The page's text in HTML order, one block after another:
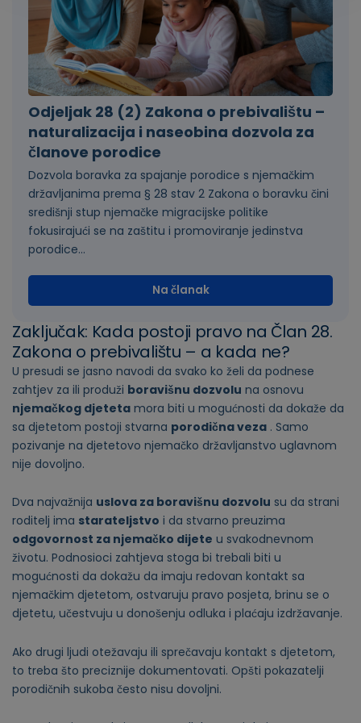
Odjeljak 28 (2) Zakona o prebivalištu –
naturalizacija i naseobina dozvola za
članove porodice
Dozvola boravka za spajanje porodice s njemačkim
državljanima prema § 28 stav 2 Zakona o boravku čini
središnji stup njemačke migracijske politike
fokusirajući se na zaštitu i promoviranje jedinstva
porodice...
Na članak
Zaključak: Kada postoji pravo na Član 28.
Zakona o prebivalištu – a kada ne?
U presudi se jasno navodi da svako ko želi da podnese
zahtjev za ili produži boravišnu dozvolu na osnovu
njemačkog djeteta mora biti u mogućnosti da dokaže da
sa djetetom postoji stvarna porodična veza . Samo
pozivanje na djetetovo njemačko državljanstvo uglavnom
nije dovoljno.
Dva najvažnija uslova za boravišnu dozvolu su da strani
roditelj ima starateljstvo i da stvarno preuzima
odgovornost za njemačko dijete u svakodnevnom
životu. Podnosioci zahtjeva stoga bi trebali biti u
mogućnosti da dokažu da imaju redovan kontakt sa
njemačkim djetetom, ostvaruju pravo posjeta, brinu se o
djetetu, učestvuju u donošenju odluka i plaćaju izdržavanje.
Ako drugi ljudi otežavaju ili sprečavaju kontakt s djetetom,
to treba što preciznije dokumentovati. Opšti pokazatelji
porodičnih sukoba često nisu dovoljni.